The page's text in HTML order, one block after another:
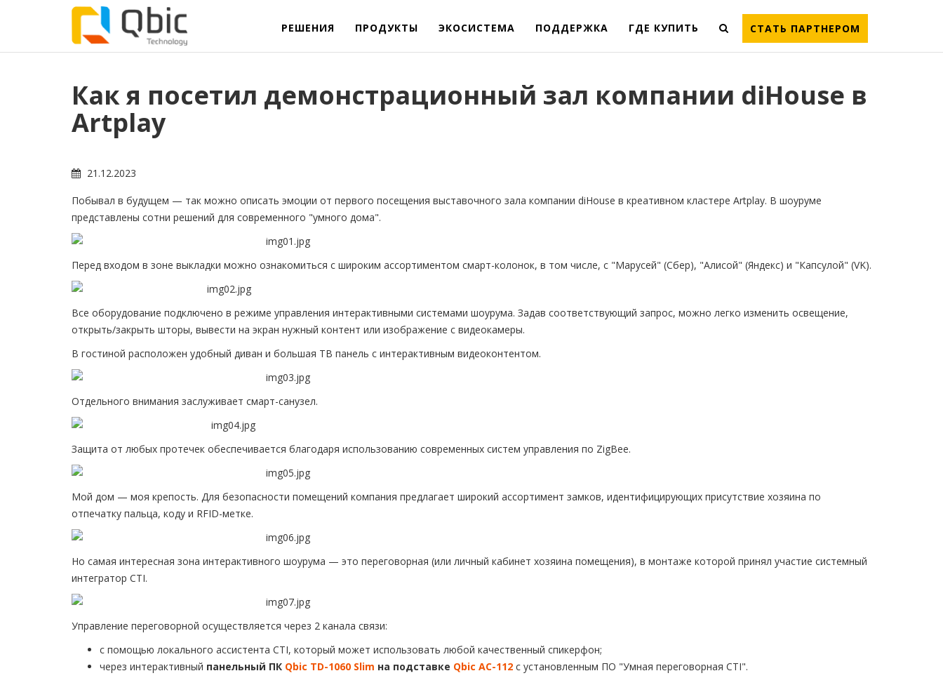
РЕШЕНИЯ ПРОДУКТЫ ЭКОСИСТЕМА ПОДДЕРЖКА ГДЕ КУПИТЬ СТАТЬ ПАРТНЕРОМ
Как я посетил демонстрационный зал компании diHouse в
Artplay
21.12.2023
Побывал в будущем — так можно описать эмоции от первого посещения выставочного зала компании diHouse в креативном кластере Artplay. В шоуруме
представлены сотни решений для современного "умного дома".
Перед входом в зоне выкладки можно ознакомиться с широким ассортиментом смарт-колонок, в том числе, с "Марусей" (Сбер), "Алисой" (Яндекс) и "Капсулой" (VK).
Все оборудование подключено в режиме управления интерактивными системами шоурума. Задав соответствующий запрос, можно легко изменить освещение,
открыть/закрыть шторы, вывести на экран нужный контент или изображение с видеокамеры.
В гостиной расположен удобный диван и большая ТВ панель с интерактивным видеоконтентом.
Отдельного внимания заслуживает смарт-санузел.
Защита от любых протечек обеспечивается благодаря использованию современных систем управления по ZigBee.
Мой дом — моя крепость. Для безопасности помещений компания предлагает широкий ассортимент замков, идентифицирующих присутствие хозяина по
отпечатку пальца, коду и RFID-метке.
Но самая интересная зона интерактивного шоурума — это переговорная (или личный кабинет хозяина помещения), в монтаже которой принял участие системный
интегратор CTI.
Управление переговорной осуществляется через 2 канала связи:
с помощью локального ассистента CTI, который может использовать любой качественный спикерфон;
через интерактивный панельный ПК Qbic TD-1060 Slim на подставке Qbic AC-112 с установленным ПО "Умная переговорная CTI".